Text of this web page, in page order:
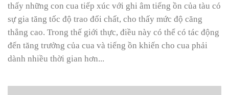
thấy những con cua tiếp xúc với ghi âm tiếng ồn của tàu có
sự gia tăng tốc độ trao đổi chất, cho thấy mức độ căng
thẳng cao. Trong thế giới thực, điều này có thể có tác động
đến tăng trưởng của cua và tiếng ồn khiến cho cua phải
dành nhiều thời gian hơn...